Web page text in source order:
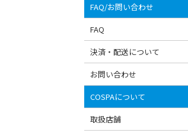
FAQ/お問い合わせ
FAQ
決済・配送について
お問い合わせ
COSPAについて
取扱店舗